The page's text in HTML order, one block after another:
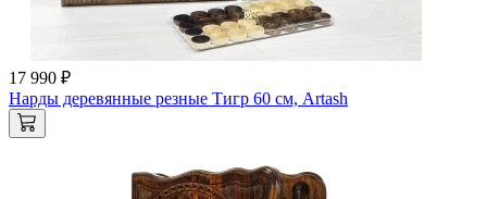
17 990 ₽
Нарды деревянные резные Тигр 60 см, Artash